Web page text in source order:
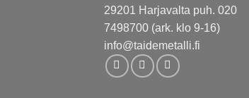
29201 Harjavalta puh. 020
7498700 (ark. klo 9-16)
info@taidemetalli.fi